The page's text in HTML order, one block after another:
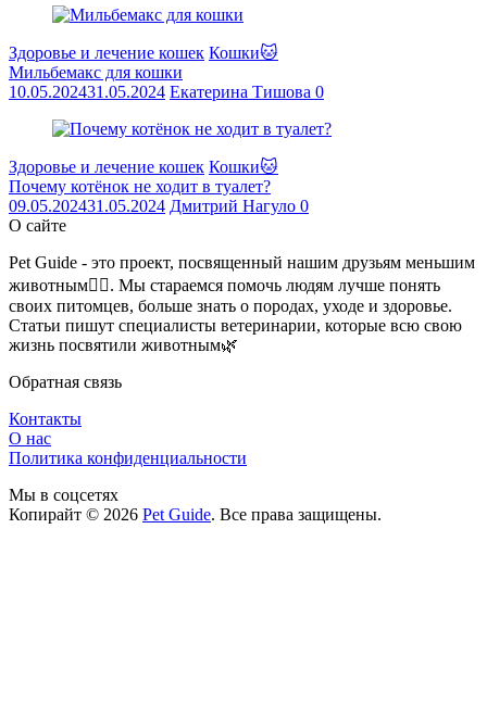
Здоровье и лечение кошек Кошки🐱
Мильбемакс для кошки
10.05.202431.05.2024 Екатерина Тишова 0
Здоровье и лечение кошек Кошки🐱
Почему котёнок не ходит в туалет?
09.05.202431.05.2024 Дмитрий Нагуло 0
О сайте
Pet Guide - это проект, посвященный нашим друзьям меньшим
животным🐕‍🦺. Мы стараемся помочь людям лучше понять
своих питомцев, больше знать о породах, уходе и здоровье.
Статьи пишут специалисты ветеринарии, которые всю свою
жизнь посвятили животным🌿
Обратная связь
Контакты
О нас
Политика конфиденциальности
Мы в соцсетях
Копирайт © 2026 Pet Guide. Все права защищены.